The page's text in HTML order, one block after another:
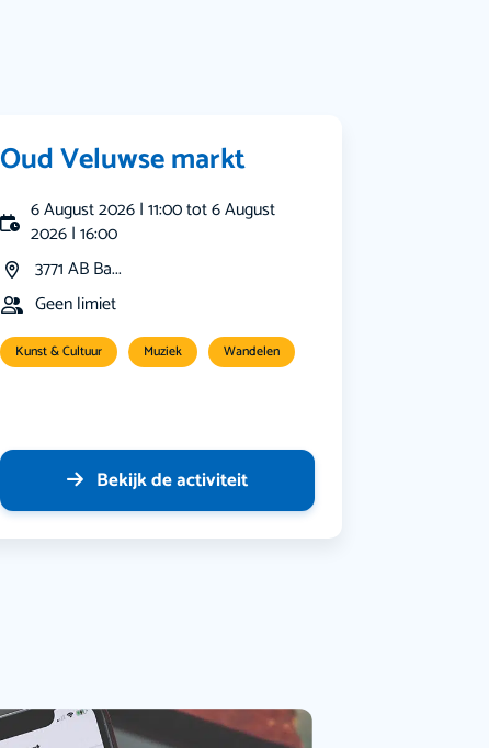
Oud Veluwse markt
6 August 2026 | 11:00 tot 6 August
2026 | 16:00
3771 AB Ba...
Geen limiet
Kunst & Cultuur Muziek Wandelen
Bekijk de activiteit